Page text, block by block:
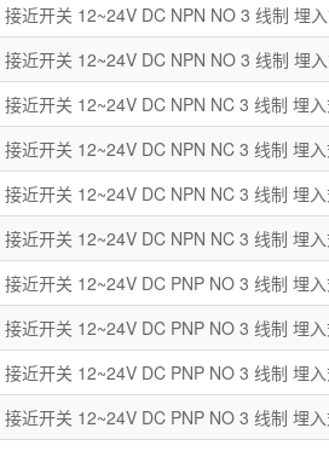
接近开关 12~24V DC NPN NO 3 线制 埋
接近开关 12~24V DC NPN NO 3 线制 埋
接近开关 12~24V DC NPN NC 3 线制 埋
接近开关 12~24V DC NPN NC 3 线制 埋
接近开关 12~24V DC NPN NC 3 线制 埋
接近开关 12~24V DC NPN NC 3 线制 埋
接近开关 12~24V DC PNP NO 3 线制 埋
接近开关 12~24V DC PNP NO 3 线制 埋
接近开关 12~24V DC PNP NO 3 线制 埋
接近开关 12~24V DC PNP NO 3 线制 埋